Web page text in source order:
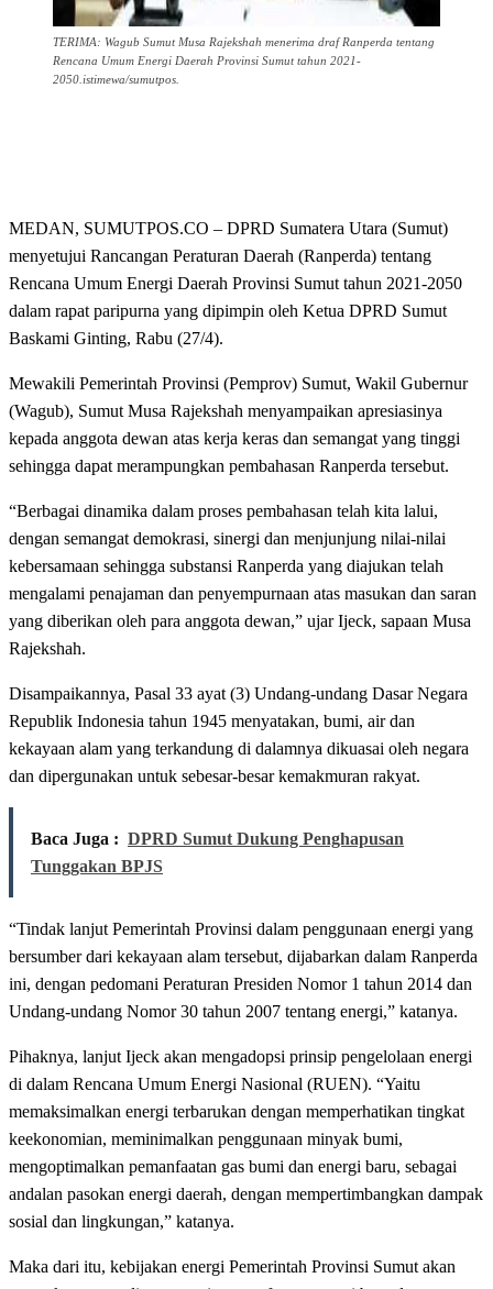
TERIMA: Wagub Sumut Musa Rajekshah menerima draf Ranperda tentang
Rencana Umum Energi Daerah Provinsi Sumut tahun 2021-
2050.istimewa/sumutpos.
MEDAN, SUMUTPOS.CO – DPRD Sumatera Utara (Sumut)
menyetujui Rancangan Peraturan Daerah (Ranperda) tentang
Rencana Umum Energi Daerah Provinsi Sumut tahun 2021-2050
dalam rapat paripurna yang dipimpin oleh Ketua DPRD Sumut
Baskami Ginting, Rabu (27/4).
Mewakili Pemerintah Provinsi (Pemprov) Sumut, Wakil Gubernur
(Wagub), Sumut Musa Rajekshah menyampaikan apresiasinya
kepada anggota dewan atas kerja keras dan semangat yang tinggi
sehingga dapat merampungkan pembahasan Ranperda tersebut.
“Berbagai dinamika dalam proses pembahasan telah kita lalui,
dengan semangat demokrasi, sinergi dan menjunjung nilai-nilai
kebersamaan sehingga substansi Ranperda yang diajukan telah
mengalami penajaman dan penyempurnaan atas masukan dan saran
yang diberikan oleh para anggota dewan,” ujar Ijeck, sapaan Musa
Rajekshah.
Disampaikannya, Pasal 33 ayat (3) Undang-undang Dasar Negara
Republik Indonesia tahun 1945 menyatakan, bumi, air dan
kekayaan alam yang terkandung di dalamnya dikuasai oleh negara
dan dipergunakan untuk sebesar-besar kemakmuran rakyat.
Baca Juga : DPRD Sumut Dukung Penghapusan
Tunggakan BPJS
“Tindak lanjut Pemerintah Provinsi dalam penggunaan energi yang
bersumber dari kekayaan alam tersebut, dijabarkan dalam Ranperda
ini, dengan pedomani Peraturan Presiden Nomor 1 tahun 2014 dan
Undang-undang Nomor 30 tahun 2007 tentang energi,” katanya.
Pihaknya, lanjut Ijeck akan mengadopsi prinsip pengelolaan energi
di dalam Rencana Umum Energi Nasional (RUEN). “Yaitu
memaksimalkan energi terbarukan dengan memperhatikan tingkat
keekonomian, meminimalkan penggunaan minyak bumi,
mengoptimalkan pemanfaatan gas bumi dan energi baru, sebagai
andalan pasokan energi daerah, dengan mempertimbangkan dampak
sosial dan lingkungan,” katanya.
Maka dari itu, kebijakan energi Pemerintah Provinsi Sumut akan